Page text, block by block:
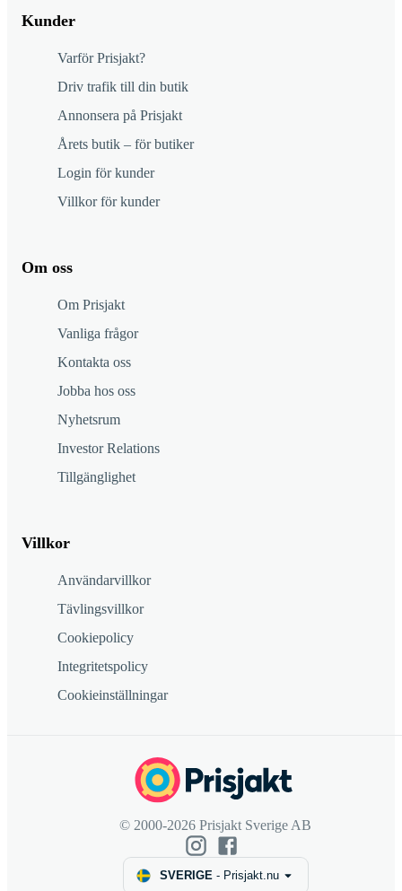
Kunder
Varför Prisjakt?
Driv trafik till din butik
Annonsera på Prisjakt
Årets butik – för butiker
Login för kunder
Villkor för kunder
Om oss
Om Prisjakt
Vanliga frågor
Kontakta oss
Jobba hos oss
Nyhetsrum
Investor Relations
Tillgänglighet
Villkor
Användarvillkor
Tävlingsvillkor
Cookiepolicy
Integritetspolicy
Cookieinställningar
© 2000-2026 Prisjakt Sverige AB
SVERIGE- Prisjakt.nu